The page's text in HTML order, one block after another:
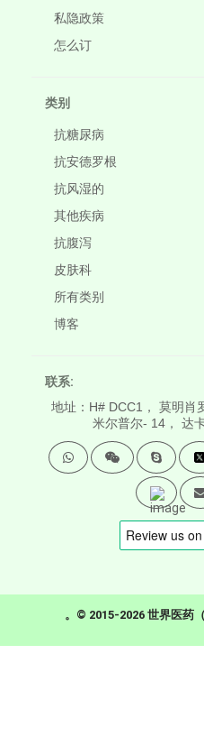
私隐政策
怎么订
类别
抗糖尿病
抗安德罗根
抗风湿的
其他疾病
抗腹泻
皮肤科
所有类别
博客
联系:
地址：H# DCC1， 莫明肖
米尔普尔- 14， 达
。© 2015-2026 世界医药